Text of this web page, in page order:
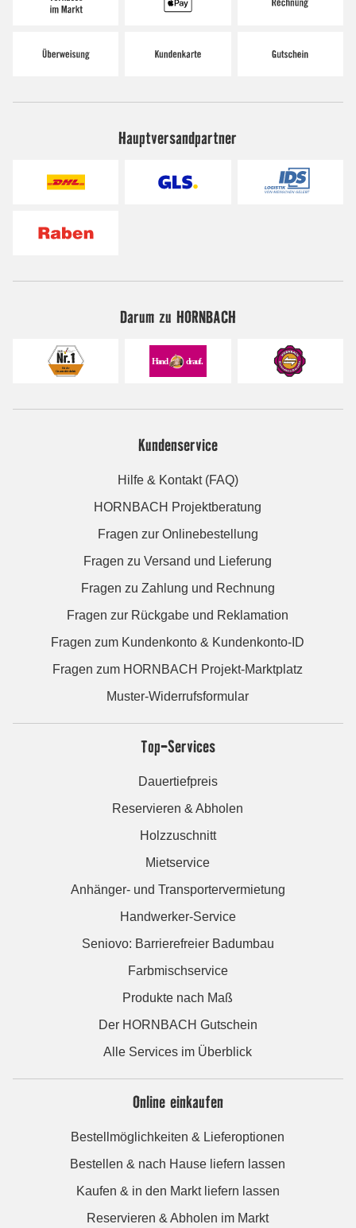
Hauptversandpartner
Darum zu HORNBACH
Kundenservice
Hilfe & Kontakt (FAQ)
HORNBACH Projektberatung
Fragen zur Onlinebestellung
Fragen zu Versand und Lieferung
Fragen zu Zahlung und Rechnung
Fragen zur Rückgabe und Reklamation
Fragen zum Kundenkonto & Kundenkonto-ID
Fragen zum HORNBACH Projekt-Marktplatz
Muster-Widerrufsformular
Top-Services
Dauertiefpreis
Reservieren & Abholen
Holzzuschnitt
Mietservice
Anhänger- und Transportervermietung
Handwerker-Service
Seniovo: Barrierefreier Badumbau
Farbmischservice
Produkte nach Maß
Der HORNBACH Gutschein
Alle Services im Überblick
Online einkaufen
Bestellmöglichkeiten & Lieferoptionen
Bestellen & nach Hause liefern lassen
Kaufen & in den Markt liefern lassen
Reservieren & Abholen im Markt